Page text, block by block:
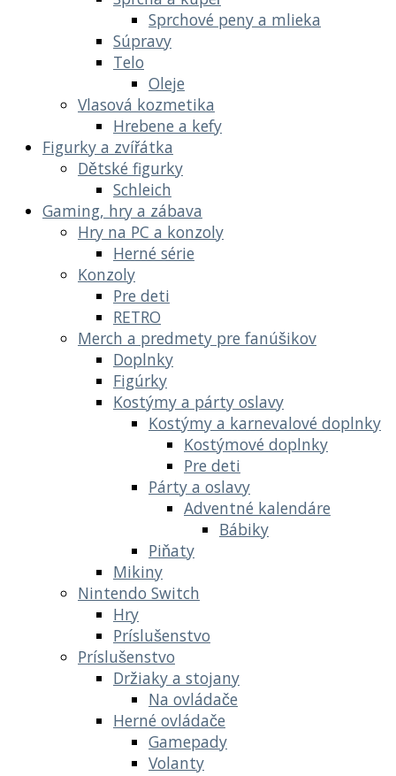
Sprchové peny a mlieka
Súpravy
Telo
Oleje
Vlasová kozmetika
Hrebene a kefy
Figurky a zvířátka
Dětské figurky
Schleich
Gaming, hry a zábava
Hry na PC a konzoly
Herné série
Konzoly
Pre deti
RETRO
Merch a predmety pre fanúšikov
Doplnky
Figúrky
Kostýmy a párty oslavy
Kostýmy a karnevalové doplnky
Kostýmové doplnky
Pre deti
Párty a oslavy
Adventné kalendáre
Bábiky
Piňaty
Mikiny
Nintendo Switch
Hry
Príslušenstvo
Príslušenstvo
Držiaky a stojany
Na ovládače
Herné ovládače
Gamepady
Volanty